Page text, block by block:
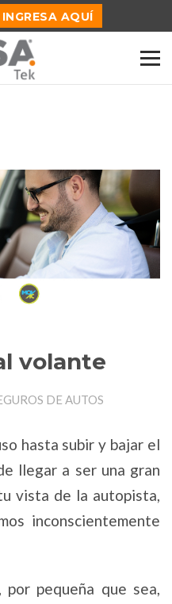
INGRESA AQUÍ
volante
DE AUTOS
hasta subir y bajar el
llegar a ser una gran
vista de la autopista,
inconscientemente
pequeña que sea,